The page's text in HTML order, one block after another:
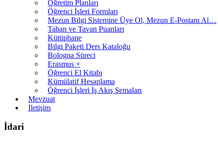
Öğretim Planları
Öğrenci İşleri Formları
Mezun Bilgi Sistemine Üye Ol, Mezun E-Postanı Al…
Taban ve Tavan Puanları
Kütüphane
Bilgi Paketi Ders Kataloğu
Bologna Süreci
Erasmus +
Öğrenci El Kitabı
Kümülatif Hesaplama
Öğrenci İşleri İş Akış Şemaları
Mevzuat
İletişim
İdari